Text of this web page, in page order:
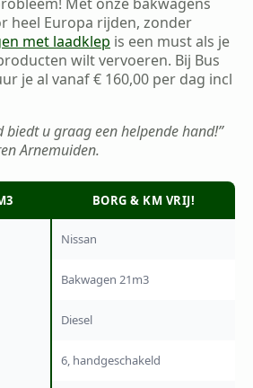
heel Europa rijden, zonder
met laadklep is een must als je
wilt vervoeren. Bij Bus
je al vanaf € 160,00 per dag incl
biedt u graag een helpende hand!”
Arnemuiden.
BORG & KM VRIJ!
Nissan
Bakwagen 21m3
Diesel
6, handgeschakeld